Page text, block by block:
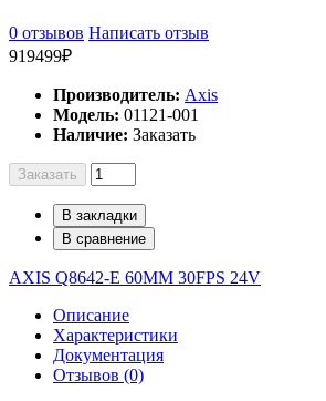
0 отзывов Написать отзыв
919499₽
Производитель: Axis
Модель: 01121-001
Наличие: Заказать
Заказать
В закладки
В сравнение
AXIS Q8642-E 60MM 30FPS 24V
Описание
Характеристики
Документация
Отзывов (0)